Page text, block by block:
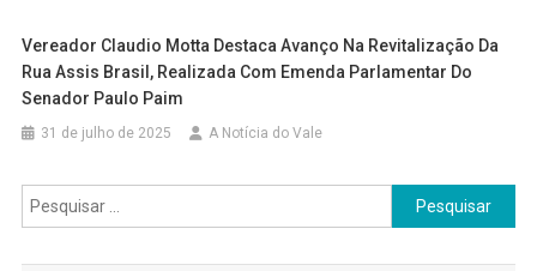
Vereador Claudio Motta Destaca Avanço Na Revitalização Da
Rua Assis Brasil, Realizada Com Emenda Parlamentar Do
Senador Paulo Paim
31 de julho de 2025 A Notícia do Vale
Pesquisar
por: